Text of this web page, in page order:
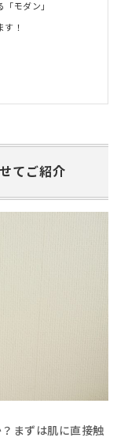
モダン」
！
てご紹介
まずは肌に直接触